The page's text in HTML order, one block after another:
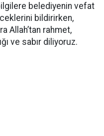
belediyenin vefat
bildirirken,
Allah’tan rahmet,
ve sabır diliyoruz.